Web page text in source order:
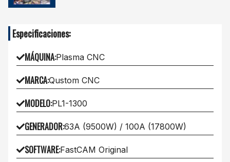
Especificaciones:
MÁQUINA:Plasma CNC
MARCA:Qustom CNC
MODELO:PL1-1300
GENERADOR:63A (9500W) / 100A (17800W)
SOFTWARE:FastCAM Original